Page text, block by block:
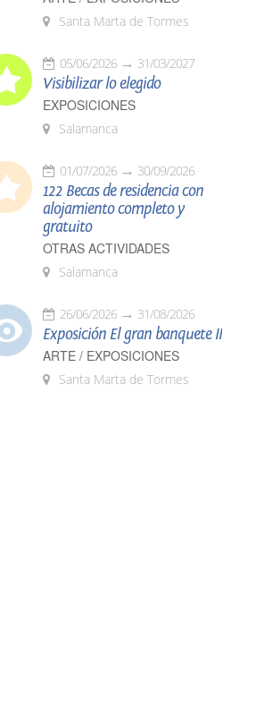
Santa Marta de Tormes
05/06/2026 31/03/2027
Visibilizar lo elegido
EXPOSICIONES
Salamanca
01/07/2026 30/09/2026
122 Becas de residencia con
alojamiento completo y
gratuito
OTRAS ACTIVIDADES
Salamanca
26/06/2026 31/08/2026
Exposición El gran banquete II
ARTE / EXPOSICIONES
Santa Marta de Tormes